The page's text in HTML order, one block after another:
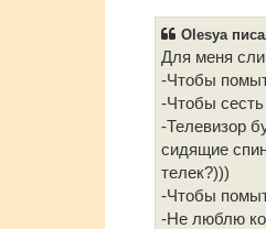
Olesya
Для меня
-Чтобы
-Чтобы сесть
-Телевизор
сидящие
телек?)))
-Чтобы
-Не люблю